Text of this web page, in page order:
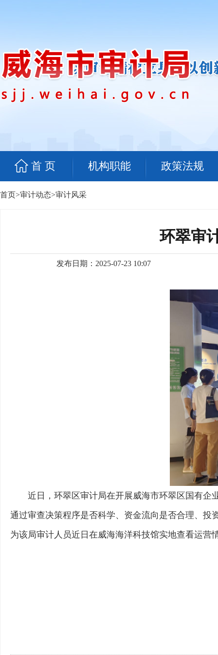
首 页 机构职能 政策法规
首页>审计动态>审计风采
环翠审
发布日期：2025-07-23 10:07
近日，环翠区审计局在开展威海市环翠区国有企
通过审查决策程序是否科学、资金流向是否合理、
为该局审计人员近日在威海海洋科技馆实地查看运